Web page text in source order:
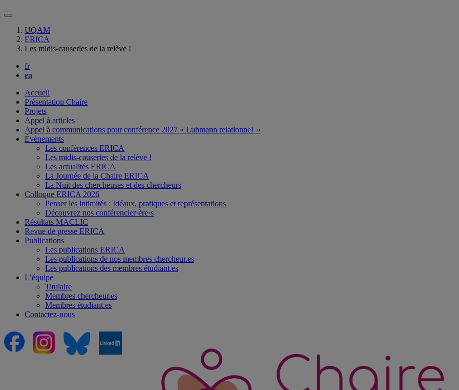
UQAM
ERICA
Les midis-causeries de la relève !
fr
en
Accueil
Présentation Chaire
Projets
Appel à articles
Appel à communications pour conférence 2027 « Luhmann relationnel »
Évènements
Les conférences ERICA
Les midis-causeries de la relève !
Les actualités ERICA
La Journée de la Chaire ERICA
La Nuit des chercheuses et des chercheurs
Colloque ERICA 2026
Penser les intimités : Idéaux, pratiques et représentations
Découvrez nos conférencier·ère·s
Résultats MACLIC
Revue de presse ERICA
Publications
Les publications ERICA
Les publications de nos membres chercheur.es
Les publications des membres étudiant.es
L’équipe
Titulaire
Membres chercheur.es
Membres étudiant.es
Contactez-nous